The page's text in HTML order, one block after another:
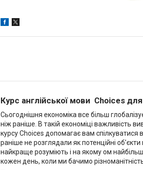
Курс англійської мови Choices
Сьогоднішня економіка все більш
ніж раніше. В такій економіці важливість
курсу Choices допомагає вам спілкуватися
раніше не розглядали як потенційні
найкраще розуміють і на якому ом
кожен день, коли ми бачимо